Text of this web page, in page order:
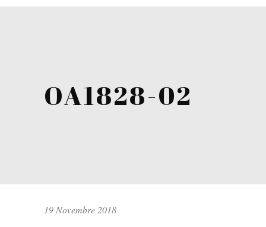
OA1828-02
19 Novembre 2018